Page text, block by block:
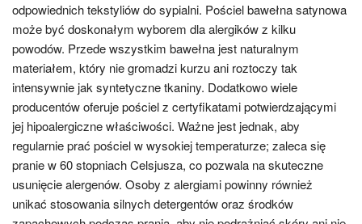
odpowiednich tekstyliów do sypialni. Pościel bawełna satynowa
może być doskonałym wyborem dla alergików z kilku
powodów. Przede wszystkim bawełna jest naturalnym
materiałem, który nie gromadzi kurzu ani roztoczy tak
intensywnie jak syntetyczne tkaniny. Dodatkowo wiele
producentów oferuje pościel z certyfikatami potwierdzającymi
jej hipoalergiczne właściwości. Ważne jest jednak, aby
regularnie prać pościel w wysokiej temperaturze; zaleca się
pranie w 60 stopniach Celsjusza, co pozwala na skuteczne
usunięcie alergenów. Osoby z alergiami powinny również
unikać stosowania silnych detergentów oraz środków